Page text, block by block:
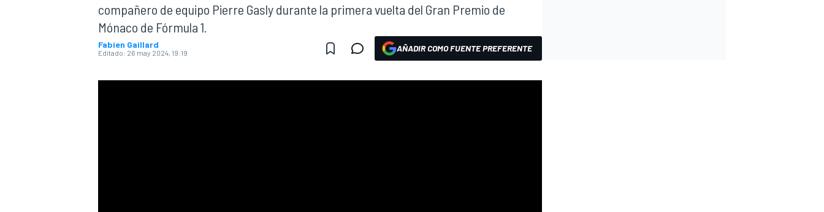
compañero de equipo Pierre Gasly durante la primera vuelta del Gran Premio de
Mónaco de Fórmula 1.
Fabien Gaillard
Editado: 26 may 2024, 19:19 AÑADIR COMO FUENTE PREFERENTE